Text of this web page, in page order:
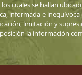
los cuales se hallan
informada e
limitación y
la información